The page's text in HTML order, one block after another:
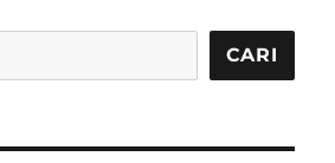
Jepang
Fokus
Inovasi
CARI